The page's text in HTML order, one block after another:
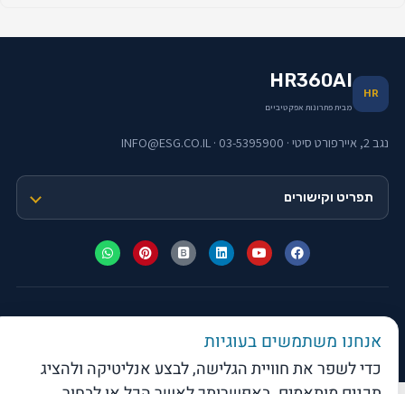
HR
HR360AI
מבית פתרונות אפקטיביים
נגב 2, איירפורט סיטי · 03-5395900 · INFO@ESG.CO.IL
תפריט וקישורים
web-clickבניית אתרי וורדפרס
אנחנו משתמשים בעוגיות
כדי לשפר את חוויית הגלישה, לבצע אנליטיקה ולהציג